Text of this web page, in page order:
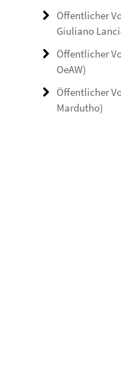
Öffentlicher
Giuliano
Öffentlicher
OeAW)
Öffentlicher
Mardutho)